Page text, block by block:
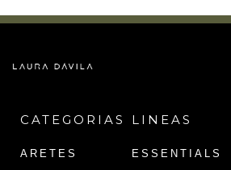
CATEGORIAS
ARETES
LINEAS
ESSENTIALS